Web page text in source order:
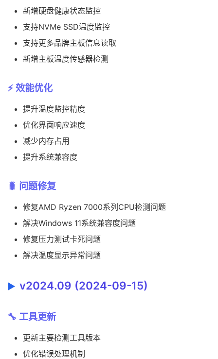
新增硬盘健康状态监控
支持NVMe SSD温度监控
支持更多品牌主板信息读取
新增主板温度传感器检测
⚡ 效能优化
提升温度监控精度
优化界面响应速度
减少内存占用
提升系统兼容度
🐛 问题修复
修复AMD Ryzen 7000系列CPU检测问题
解决Windows 11系统兼容度问题
修复压力测试卡死问题
解决温度显示异常问题
v2024.09 (2024-09-15)
🔧 工具更新
更新主要检测工具版本
优化错误处理机制